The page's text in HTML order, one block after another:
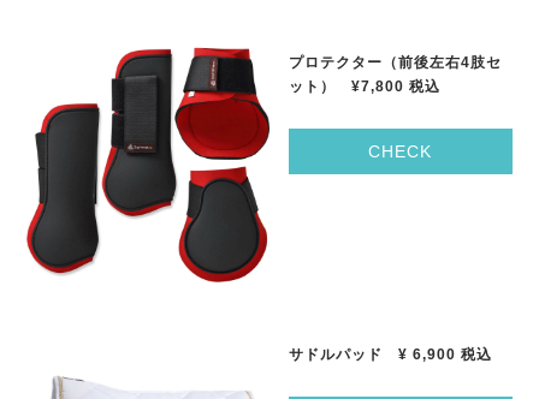
プロテクター（前後左右4肢セ
ット）
¥7,800税込
CHECK
サドルパッド¥ 6,900税込